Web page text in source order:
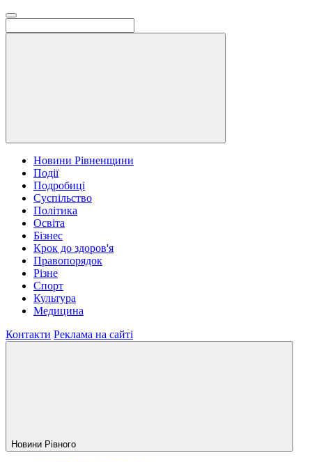
Новини Рівненщини
Події
Подробиці
Суспільство
Політика
Освіта
Бізнес
Крок до здоров'я
Правопорядок
Різне
Спорт
Культура
Медицина
Контакти Реклама на сайті
Новини Рiвного